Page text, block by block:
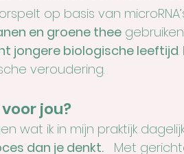
op basis van
en groene thee
jongere biologische leeftijd
veroudering.
jou?
wat ik in mijn praktijk
dan je denkt. Met